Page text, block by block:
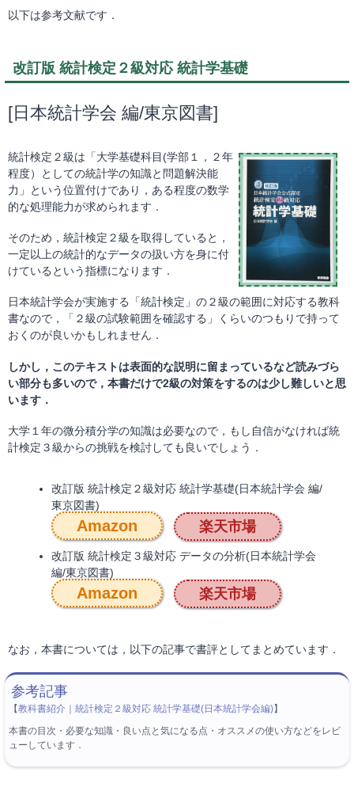
以下は参考文献です．
改訂版 統計検定２級対応 統計学基礎
[日本統計学会 編/東京図書]
統計検定２級は「大学基礎科目(学部１，２年
程度）としての統計学の知識と問題解決能
力」という位置付けであり，ある程度の数学
的な処理能力が求められます．
そのため，統計検定２級を取得していると，
一定以上の統計的なデータの扱い方を身に付
けているという指標になります．
日本統計学会が実施する「統計検定」の２級の範囲に対応する教科
書なので，「２級の試験範囲を確認する」くらいのつもりで持って
おくのが良いかもしれません．
しかし，このテキストは表面的な説明に留まっているなど読みづら
い部分も多いので，本書だけで2級の対策をするのは少し難しいと思
います．
大学１年の微分積分学の知識は必要なので，もし自信がなければ統
計検定３級からの挑戦を検討しても良いでしょう．
改訂版 統計検定２級対応 統計学基礎(日本統計学会 編/
東京図書)
Amazon 楽天市場
改訂版 統計検定３級対応 データの分析(日本統計学会
編/東京図書)
Amazon 楽天市場
なお，本書については，以下の記事で書評としてまとめています．
【教科書紹介｜統計検定２級対応 統計学基礎(日本統計学会編)】
本書の目次・必要な知識・良い点と気になる点・オススメの使い方などをレビ
ューしています．